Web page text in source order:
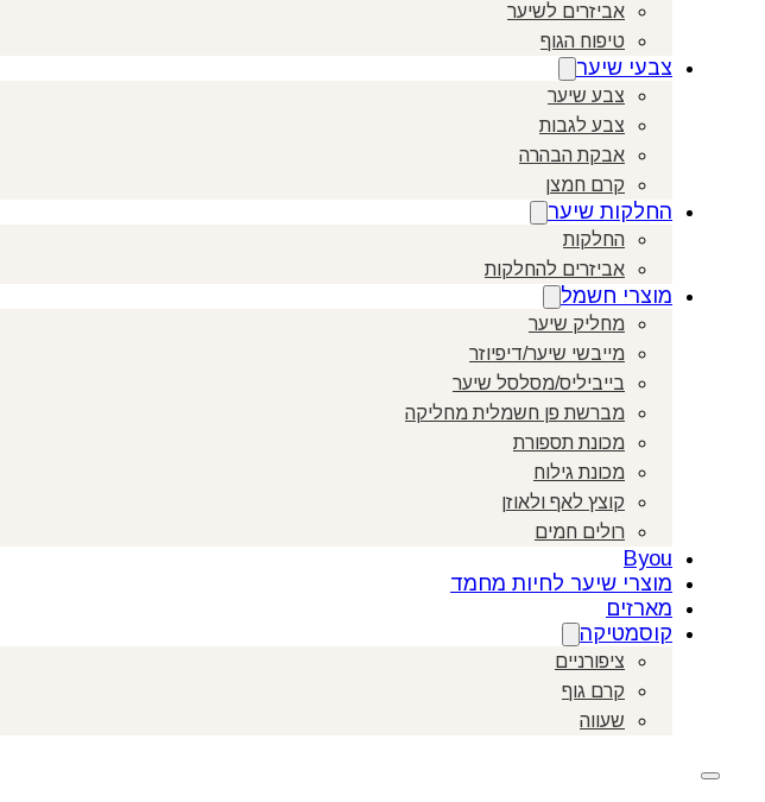
אביזרים לשיער
טיפוח הגוף
צבעי שיער
צבע שיער
צבע לגבות
אבקת הבהרה
קרם חמצן
החלקות שיער
החלקות
אביזרים להחלקות
מוצרי חשמל
מחליק שיער
מייבשי שיער/דיפיוזר
בייביליס/מסלסל שיער
מברשת פן חשמלית מחליקה
מכונת תספורת
מכונת גילוח
קוצץ לאף ולאוזן
רולים חמים
Byou
מוצרי שיער לחיות מחמד
מארזים
קוסמטיקה
ציפורניים
קרם גוף
שעווה